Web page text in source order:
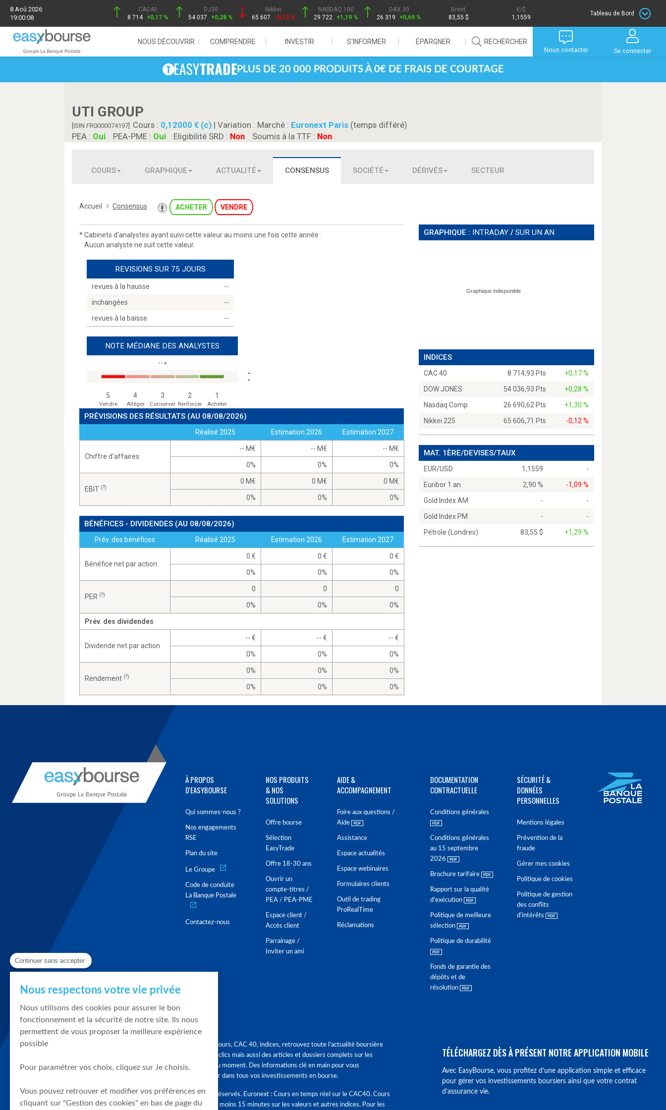
8 Aoû 2026
19:00:08
CAC40
8 714 +0,17 %
DJ30
54 037
+0,28 %
Nikkei
65 607
-0,12 %
NASDAQ 100
29 722
+1,19 %
DAX 30
26 319
+0,69 %
Brent
83,55 $
/$
1,1559
Tableau de Bord
NOUS DÉCOUVRIR COMPRENDRE INVESTIR S'INFORMER ÉPARGNER RECHERCHER
Nous contacter Se connecter
PLUS DE 20 000 PRODUITS À 0€ DE FRAIS DE COURTAGE
UTI GROUP
[ISIN FR0000074197] Cours : 0,12000 € (c) | Variation : Marché : Euronext Paris (temps différé)
PEA : Oui PEA-PME : Oui Eligibilité SRD : Non Soumis à la TTF : Non
COURS GRAPHIQUE ACTUALITÉ CONSENSUS SOCIÉTÉ DÉRIVÉS SECTEUR
Accueil Consensus ACHETER VENDRE
*Cabinets d'analystes ayant suivi cette valeur au moins une fois cette année :
Aucun analyste ne suit cette valeur.
REVISIONS SUR 75 JOURS
revues à la hausse
--
inchangées
--
revues à la baisse
--
NOTE MÉDIANE DES ANALYSTES
--
5 4 3 2 1
Vendre Alléger Conserver Renforcer Acheter
PRÉVISIONS DES RÉSULTATS (AU 08/08/2026)
Réalisé 2025 Estimation 2026 Estimation 2027
Chiffre d'affaires
-- M -- M -- M
0% 0% 0%
EBIT (?)
0 M 0 M 0 M
0% 0% 0%
BÉNÉFICES - DIVIDENDES (AU 08/08/2026)
Prév. des bénéfices Réalisé 2025 Estimation 2026 Estimation 2027
Bénéfice net par action
0 0 0
0% 0% 0%
PER (?)
0 0 0
0% 0% 0%
Prév. des dividendes
Dividende net par action
-- -- --
0% 0% 0%
Rendement (?)
0% 0% 0%
0% 0% 0%
GRAPHIQUE : INTRADAY /SUR UN AN
INDICES
CAC 40 8 714,93 Pts
+0,17 %
DOW JONES
54 036,93 Pts
+0,28 %
Nasdaq Comp
26 690,62 Pts
+1,30 %
Nikkei 225
65 606,71 Pts -0,12 %
MAT. 1ÈRE/DEVISES/TAUX
EUR/USD 1,1559
-
Euribor 1 an
2,90 %
-1,09 %
Gold Index AM
-
-
Gold Index PM
-
-
Pétrole (Londres)
83,55 $ +1,29 %
À PROPOS
D'EASYBOURSE
Qui sommes-nous ?
Nos engagements
RSE
Plan du site
Le Groupe
Code de conduite
La Banque Postale
Contactez-nous
NOS PRODUITS
& NOS
SOLUTIONS
Offre bourse
Sélection
EasyTrade
Offre 18-30 ans
Ouvrir un
compte-titres /
PEA / PEA-PME
Espace client /
Accès client
Parrainage /
Inviter un ami
AIDE &
ACCOMPAGNEMENT
Foire aux questions /
Aide
Assistance
Espace actualités
Espace webinaires
Formulaires clients
Outil de trading
ProRealTime
Réclamations
DOCUMENTATION
CONTRACTUELLE
Conditions générales
Conditions générales
au 15 septembre
2026
Brochure tarifaire
Rapport sur la qualité
d'exécution
Politique de meilleure
sélection
Politique de durabilité
Fonds de garantie des
dépôts et de
résolution
SÉCURITÉ &
DONNÉES
PERSONNELLES
Mentions légales
Prévention de la
fraude
Gérer mes cookies
Politique de cookies
Politique de gestion
des conflits
d'intérêts
Graphique, cours, CAC 40, indices, retrouvez toute l'actualité boursière
en quelques clics mais aussi des articles et dossiers complets sur les
tendances du moment. Des informations clé en main pour vous
accompagner dans tous vos investissements en bourse.
Tous droits réservés. Euronext : Cours en temps réel sur le CAC40. Cours
différés d'au moins 15 minutes sur les valeurs et autres indices. Pour les
TÉLÉCHARGEZ DÈS À PRÉSENT NOTRE APPLICATION MOBILE
Avec EasyBourse, vous profitez d’une application simple et efficace
pour gérer vos investissements boursiers ainsi que votre contrat
d’assurance vie.
Continuer sans accepter
Nous respectons votre vie privée
Nous utilisons des cookies pour assurer le bon
fonctionnement et la sécurité de notre site. Ils nous
permettent de vous proposer la meilleure expérience
possible
Pour paramétrer vos choix, cliquez sur Je choisis.
Vous pouvez retrouver et modifier vos préférences en
cliquant sur "Gestion des cookies" en bas de page du